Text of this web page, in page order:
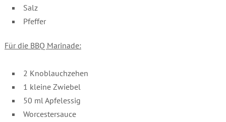
Salz
Pfeffer
Für die BBQ Marinade:
2 Knoblauchzehen
1 kleine Zwiebel
50 ml Apfelessig
Worcestersauce